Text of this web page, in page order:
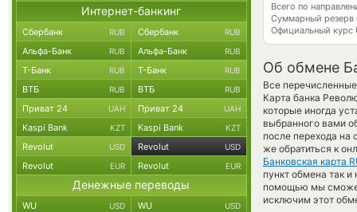
Всего по
Суммарный резерв
Официальный курс
Об обмене
Все
Карта банка
которые иногда
выбранного вами
после перехода на
же обратиться к
Банковская карта
пункт обмена так
помощью мы
исключим этот
Интернет-банкинг
Сбербанк RUB Сбербанк RUB
Альфа-Банк RUB Альфа-Банк RUB
Т-Банк RUB Т-Банк RUB
ВТБ RUB ВТБ RUB
Приват 24 UAH Приват 24 UAH
Kaspi Bank KZT Kaspi Bank KZT
Revolut USD Revolut USD
Revolut EUR Revolut EUR
Денежные переводы
WU USD WU USD